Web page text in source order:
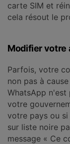
carte SIM et
cela résout le
Modifier votre
Parfois, votre
non pas à
WhatsApp n'est
votre
votre pays ou
sur liste noire
message « Ce